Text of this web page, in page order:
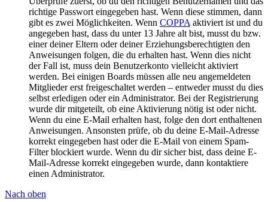
richtige Passwort eingegeben hast. Wenn diese stimmen, dann
gibt es zwei Möglichkeiten. Wenn COPPA aktiviert ist und du
angegeben hast, dass du unter 13 Jahre alt bist, musst du bzw.
einer deiner Eltern oder deiner Erziehungsberechtigten den
Anweisungen folgen, die du erhalten hast. Wenn dies nicht
der Fall ist, muss dein Benutzerkonto vielleicht aktiviert
werden. Bei einigen Boards müssen alle neu angemeldeten
Mitglieder erst freigeschaltet werden – entweder musst du dies
selbst erledigen oder ein Administrator. Bei der Registrierung
wurde dir mitgeteilt, ob eine Aktivierung nötig ist oder nicht.
Wenn du eine E-Mail erhalten hast, folge den dort enthaltenen
Anweisungen. Ansonsten prüfe, ob du deine E-Mail-Adresse
korrekt eingegeben hast oder die E-Mail von einem Spam-
Filter blockiert wurde. Wenn du dir sicher bist, dass deine E-
Mail-Adresse korrekt eingegeben wurde, dann kontaktiere
einen Administrator.
Nach oben